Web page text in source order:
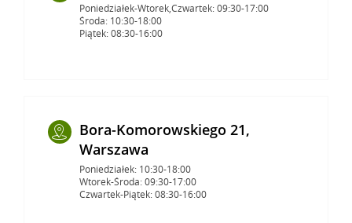
Poniedziałek-Wtorek,Czwartek: 09:30-17:00
Środa: 10:30-18:00
Piątek: 08:30-16:00
Bora-Komorowskiego 21,
Warszawa
Poniedziałek: 10:30-18:00
Wtorek-Środa: 09:30-17:00
Czwartek-Piątek: 08:30-16:00